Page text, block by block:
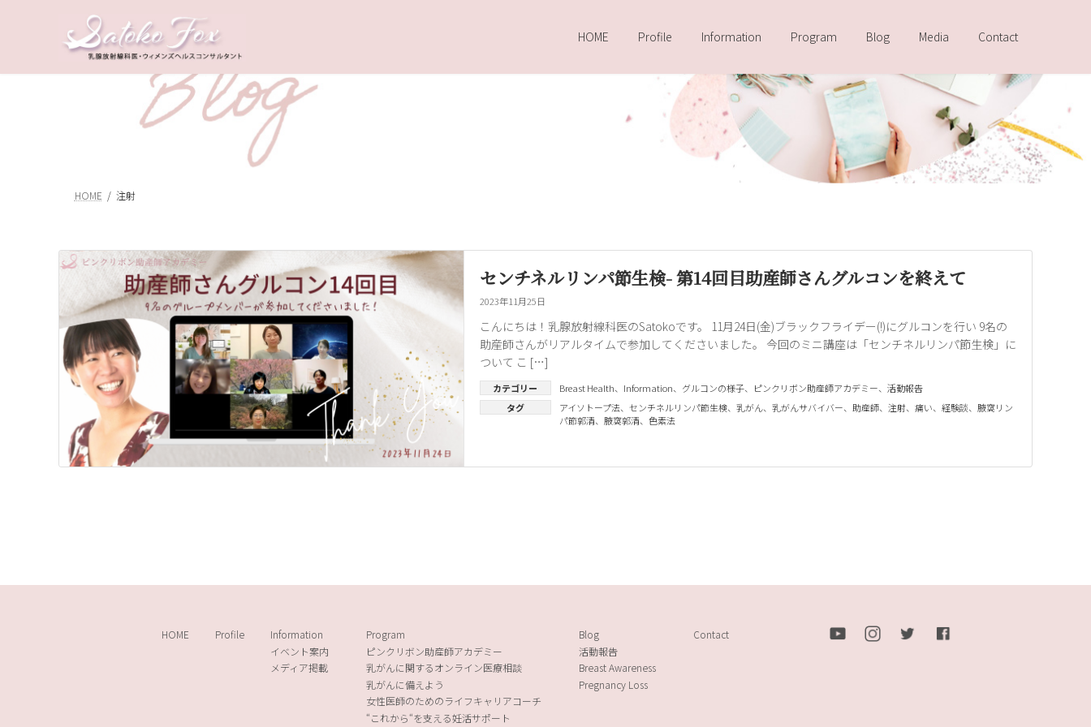
ツ
シ
HOME Profile Information Program Blog Media Contact
HOME 注射
センチネルリンパ節生検- 第14回目助産師さんグルコンを終えて
2023年11月25日
こんにちは！乳腺放射線科医のSatokoです。 11月24日(金)ブラックフライデー(!)にグルコンを行い 9名の
助産師さんがリアルタイムで参加してくださいました。 今回のミニ講座は「センチネルリンパ節生検」に
ついて こ […]
カテゴリー Breast Health、 Information、 グルコンの様子、 ピンクリボン助産師アカデミー、 活動報告
タグ
アイソトープ法、 センチネルリンパ節生検、 乳がん、 乳がんサバイバー、 助産師、 注射、 痛い、 経験談、 腋窩リン
パ節郭清、 腋窩郭清、 色素法
HOME Profile
Information
イベント案内
メディア掲載
Program
ピンクリボン助産師アカデミー
乳がんに関するオンライン医療相談
乳がんに備えよう
女性医師のためのライフキャリアコーチ
“これから“を支える妊活サポート
Blog
活動報告
Breast Awareness
Pregnancy Loss
Contact